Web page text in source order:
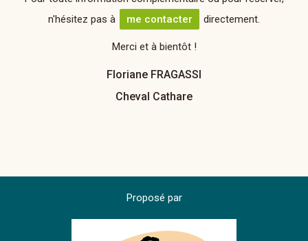
n'hésitez pas à
me contacter directement.
Merci et à bientôt !
Floriane FRAGASSI
Cheval Cathare
Proposé par